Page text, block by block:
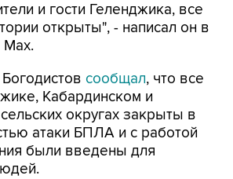
и гости Геленджика, все
открыты", - написал он в
сообщал, что все
Кабардинском и
округах закрыты в
атаки БПЛА и с работой
были введены для